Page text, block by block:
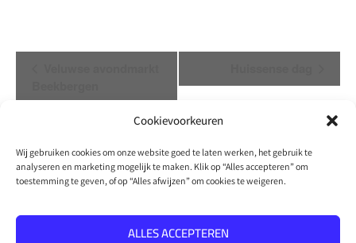
Cookievoorkeuren
Wij gebruiken cookies om onze website goed te laten werken, het gebruik te
analyseren en marketing mogelijk te maken. Klik op “Alles accepteren” om
toestemming te geven, of op “Alles afwijzen” om cookies te weigeren.
ALLES ACCEPTEREN
Evenement
Copyright 2026Blije Voeten Privacy Policy
Algemene voorwaarden